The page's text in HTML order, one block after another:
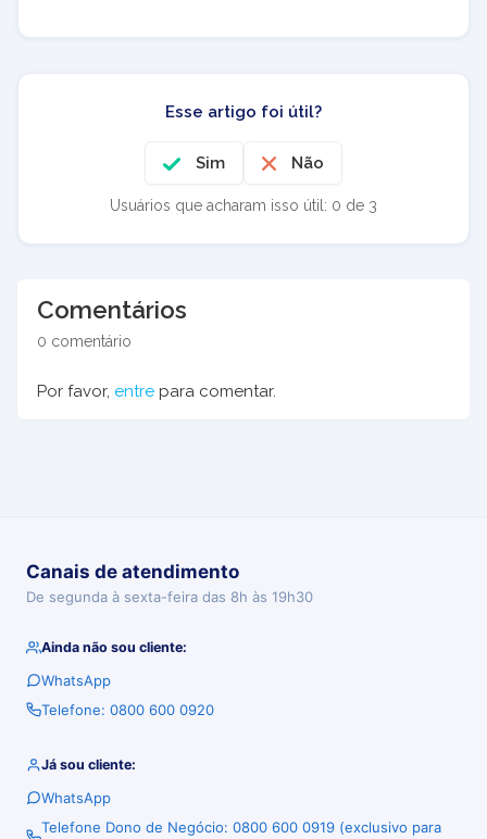
Esse artigo foi útil?
Sim Não
Usuários que acharam isso útil: 0 de 3
Comentários
0 comentário
Por favor, entre para comentar.
Canais de atendimento
De segunda à sexta-feira das 8h às 19h30
Ainda não sou cliente:
WhatsApp
Telefone: 0800 600 0920
Já sou cliente:
WhatsApp
Telefone Dono de Negócio: 0800 600 0919 (exclusivo para